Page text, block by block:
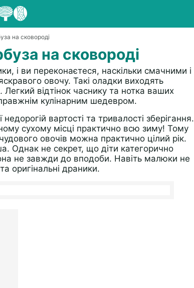
на сковороді
на сковороді
і ви переконаєтеся, наскільки смачними і
овочу. Такі оладки виходять
відтінок часнику та нотка ваших
кулінарним шедевром.
вартості та тривалості зберігання.
сухому місці практично всю зиму! Тому
овочів можна практично цілий рік.
Однак не секрет, що діти категорично
не завжди до вподоби. Навіть малюки не
оригінальні драники.